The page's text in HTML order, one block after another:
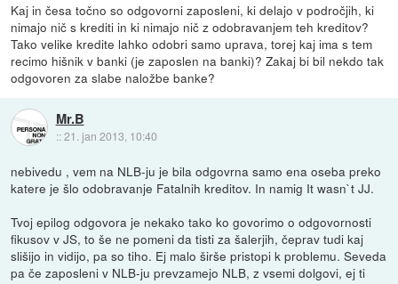
Kaj in česa točno so odgovorni zaposleni, ki delajo v področjih, ki
nimajo nič s krediti in ki nimajo nič z odobravanjem teh kreditov?
Tako velike kredite lahko odobri samo uprava, torej kaj ima s tem
recimo hišnik v banki (je zaposlen na banki)? Zakaj bi bil nekdo tak
odgovoren za slabe naložbe banke?
Mr.B
::21. jan 2013, 10:40
nebivedu , vem na NLB-ju je bila odgovrna samo ena oseba preko
katere je šlo odobravanje Fatalnih kreditov. In namig It wasn`t JJ.
Tvoj epilog odgovora je nekako tako ko govorimo o odgovornosti
fikusov v JS, to še ne pomeni da tisti za šalerjih, čeprav tudi kaj
slišijo in vidijo, pa so tiho. Ej malo širše pristopi k problemu. Seveda
pa če zaposleni v NLB-ju prevzamejo NLB, z vsemi dolgovi, ej ti